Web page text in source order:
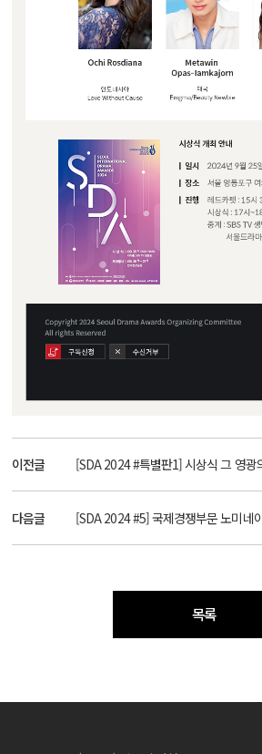
이전글 [SDA 2024 #특별판1] 시상식 그 영광
다음글 [SDA 2024 #5] 국제경쟁부문 노미네
목록